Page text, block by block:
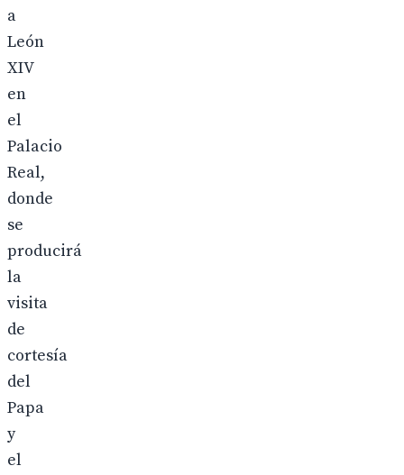
a
León
XIV
en
el
Palacio
Real,
donde
se
producirá
la
visita
de
cortesía
del
Papa
y
el